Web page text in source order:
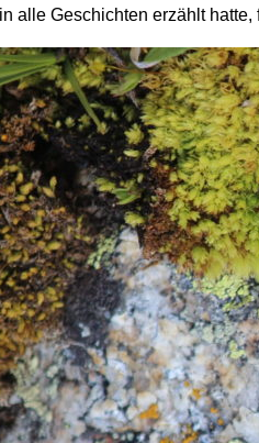
alle Geschichten erzählt